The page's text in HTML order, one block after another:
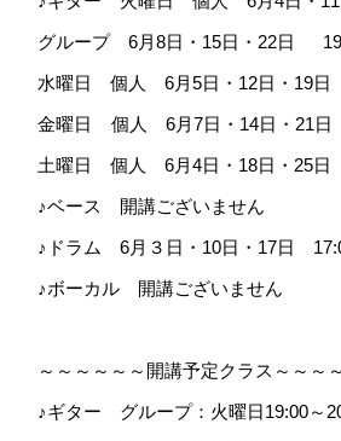
グループ 6月8日・15日・22日
水曜日 個人 6月5日・12日・19日
金曜日 個人 6月7日・14日・21
土曜日 個人 6月4日・18日・25
♪ベース 開講ございません
♪ドラム 6月３日・10日・17日
♪ボーカル 開講ございません
～～～～～～開講予定クラス～～～
♪ギター グループ：火曜日19:00～